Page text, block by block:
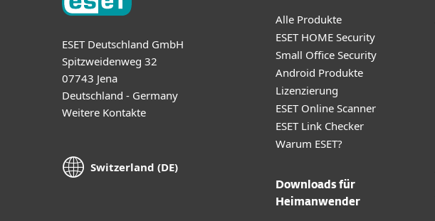
ESET Deutschland GmbH
Spitzweidenweg 32
07743 Jena
Deutschland - Germany
Weitere Kontakte
Switzerland (DE)
Alle Produkte
ESET HOME Security
Small Office Security
Android Produkte
Lizenzierung
ESET Online Scanner
ESET Link Checker
Warum ESET?
Downloads für
Heimanwender